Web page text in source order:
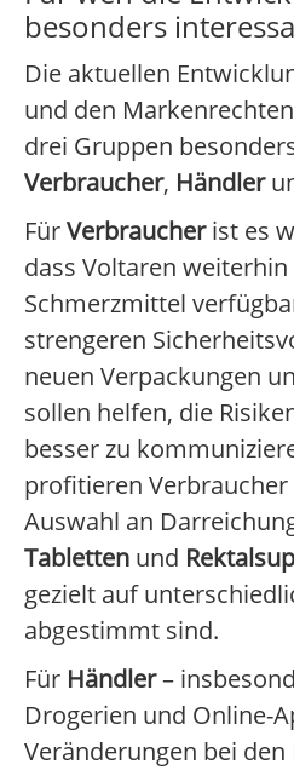
besonders
Die aktuellen
und den
drei Gruppen
Verbraucher, Händler
FürVerbraucherist es
dass Voltaren
Schmerzmittel
strengeren
neuen Verpackungen
sollen helfen, die
besser zu
profitieren
Auswahl an
Tabletten und
gezielt auf
abgestimmt sind.
Für Händler–
Drogerien und Online-
Veränderungen bei